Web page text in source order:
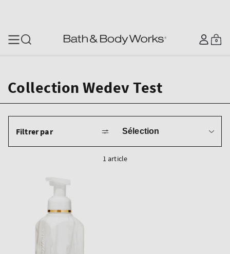
connecter
Panier
0
0
articles
Collection Wedev Test
Filtrer par
par
1 article